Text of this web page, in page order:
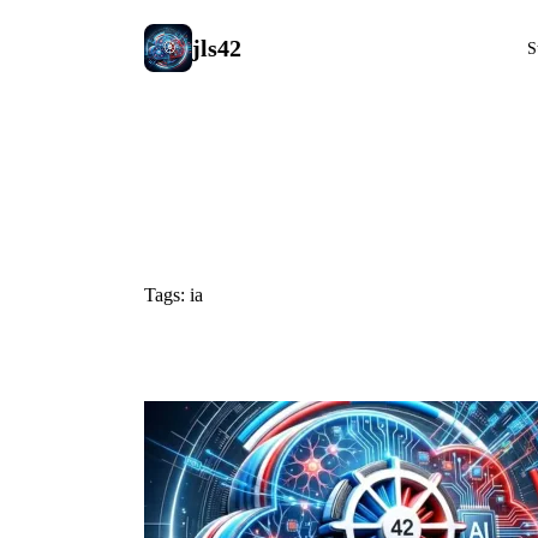
jls42
Tags: ia